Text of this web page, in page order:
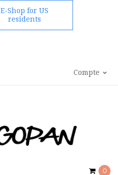
E-Shop for US
residents
Compte
0